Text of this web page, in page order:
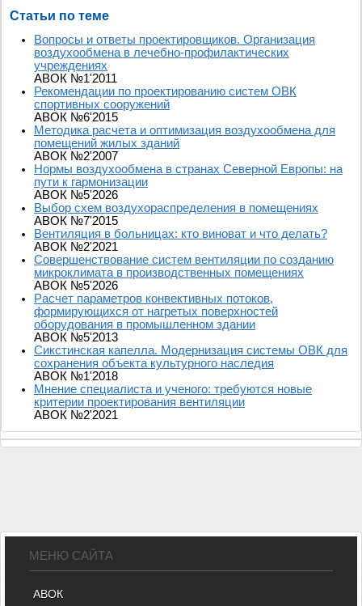
Статьи по теме
Вопросы и ответы проектировщиков. Организация
воздухообмена в лечебно-профилактических
учреждениях
АВОК №1'2011
Рекомендации по проектированию систем ОВК
спортивных сооружений
АВОК №6'2015
Методика расчета и оптимизация воздухообмена для
помещений жилых зданий
АВОК №2'2007
Нормы воздухообмена в странах Северной Европы: на
пути к гармонизации
АВОК №5'2026
Выбор схем воздухораспределения в помещениях
АВОК №7'2015
Вентиляция в больницах: кто виноват и что делать?
АВОК №2'2021
Совершенствование систем вентиляции по созданию
микроклимата в производственных помещениях
АВОК №5'2026
Расчет параметров конвективных потоков,
формирующихся от нагретых поверхностей
оборудования в промышленном здании
АВОК №5'2013
Сикстинская капелла. Модернизация системы ОВК для
сохранения объекта культурного наследия
АВОК №1'2018
Мнение специалиста и ученого: требуются новые
критерии проектирования вентиляции
АВОК №2'2021
МЕНЮ САЙТА
АВОК